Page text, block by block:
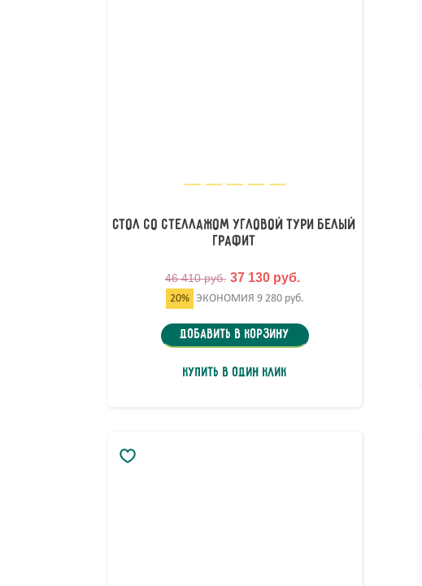
Стол со стеллажом угловой Тури Белый
Графит
46 410 руб. 37 130 руб.
20% ЭКОНОМИЯ 9 280 руб.
Добавить в корзину
Купить в один клик